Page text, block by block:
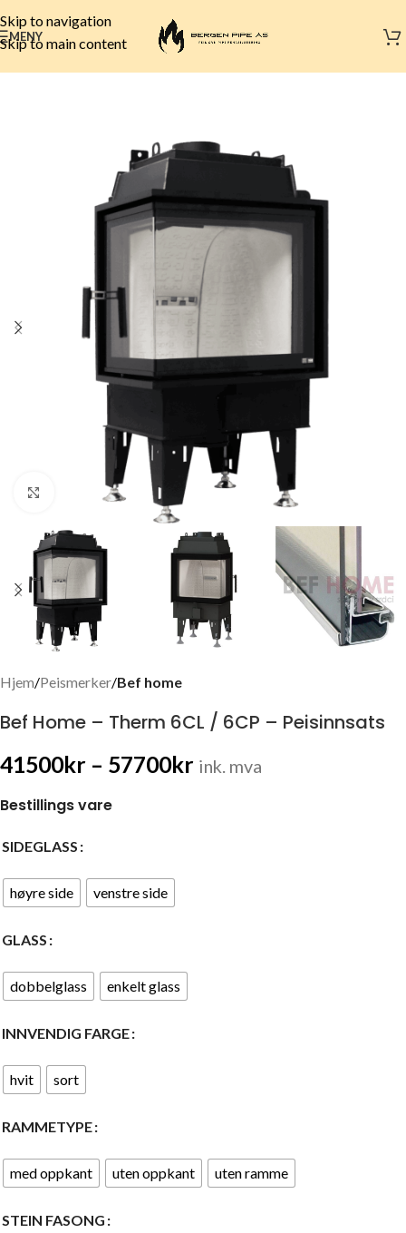
Skip to navigation
Skip to main content
MENY
Click to enlarge
Hjem Peismerker Bef home
Bef Home – Therm 6CL / 6CP – Peisinnsats
41500kr – 57700kr ink. mva
Bestillings vare
SIDEGLASS
høyre side venstre side
GLASS
dobbelglass enkelt glass
INNVENDIG FARGE
hvit sort
RAMMETYPE
med oppkant uten oppkant uten ramme
STEIN FASONG